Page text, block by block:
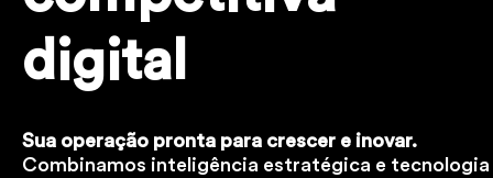
digital
Sua operação pronta para crescer e inovar.
Combinamos inteligência estratégica e tecnologia